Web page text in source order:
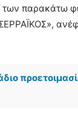
των παρακάτω